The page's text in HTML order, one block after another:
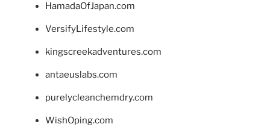
HamadaOfJapan.com
VersifyLifestyle.com
kingscreekadventures.com
antaeuslabs.com
purelycleanchemdry.com
WishOping.com